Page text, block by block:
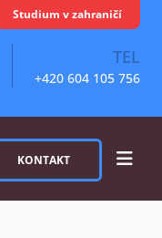
Studium v zahraničí
TEL
+420 604 105 756
KONTAKT